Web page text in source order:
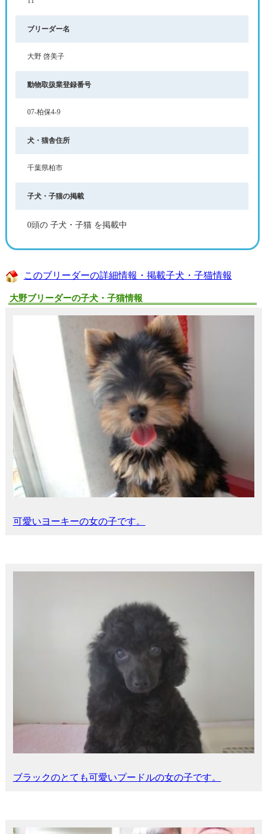
ブリーダー名
大野 啓美子
動物取扱業登録番号
07-柏保4-9
犬・猫舎住所
千葉県柏市
子犬・子猫の掲載
0頭の 子犬・子猫 を掲載中
このブリーダーの詳細情報・掲載子犬・子猫情報
大野ブリーダーの子犬・子猫情報
可愛いヨーキーの女の子です。
ブラックのとても可愛いプードルの女の子です。